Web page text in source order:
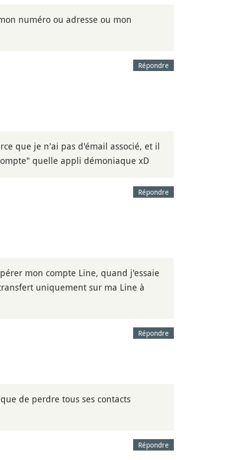
numéro ou adresse ou mon
Répondre
que je n'ai pas d'émail associé, et il
quelle appli démoniaque xD
Répondre
mon compte Line, quand j'essaie
uniquement sur ma Line à
Répondre
de perdre tous ses contacts
Répondre